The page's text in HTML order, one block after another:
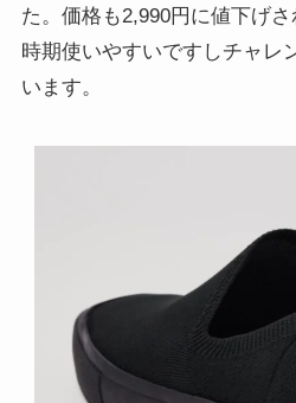
た。価格も2,990円に値下げ
時期使いやすいですしチャレ
います。